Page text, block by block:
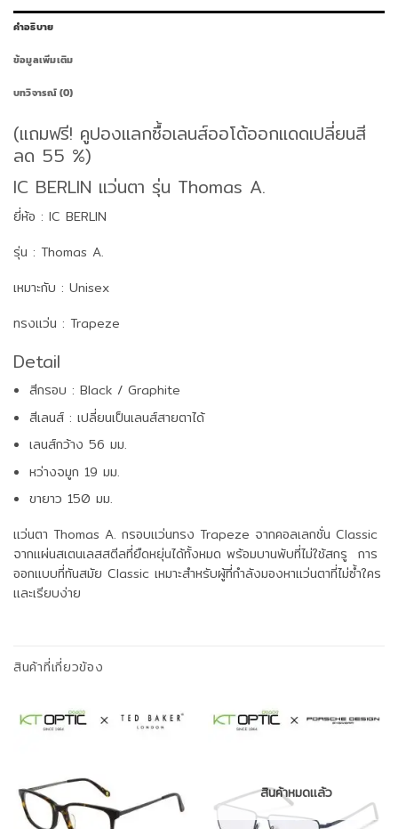
คำอธิบาย
ข้อมูลเพิ่มเติม
บทวิจารณ์ (0)
(แถมฟรี! คูปองแลกซื้อเลนส์ออโต้ออกแดดเปลี่ยนสี
ลด 55 %)
IC BERLIN แว่นตา รุ่น Thomas A.
ยี่ห้อ : IC BERLIN
รุ่น : Thomas A.
เหมาะกับ : Unisex
ทรงแว่น : Trapeze
Detail
สีกรอบ : Black / Graphite
สีเลนส์ : เปลี่ยนเป็นเลนส์สายตาได้
เลนส์กว้าง 56 มม.
หว่างจมูก 19 มม.
ขายาว 150 มม.
แว่นตา Thomas A. กรอบแว่นทรง Trapeze จากคอลเลกชั่น Classic
จากแผ่นสเตนเลสสตีลที่ยืดหยุ่นได้ทั้งหมด พร้อมบานพับที่ไม่ใช้สกรู การ
ออกแบบที่ทันสมัย Classic เหมาะสำหรับผู้ที่กำลังมองหาแว่นตาที่ไม่ซ้ำใคร
และเรียบง่าย
สินค้าที่เกี่ยวข้อง
สินค้าหมดแล้ว